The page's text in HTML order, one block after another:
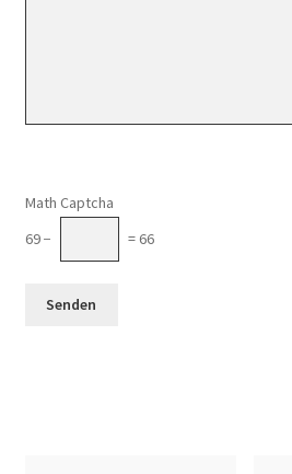
Math Captcha
69 −
= 66